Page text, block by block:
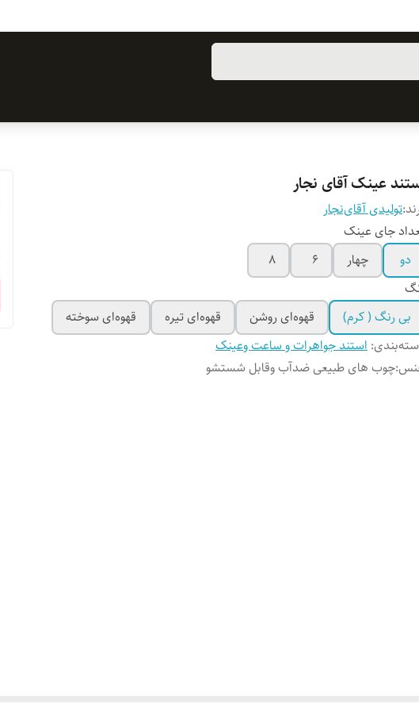
عینک آقای نجار
تولیدی آقای‌نجار
جای عینک
دو
چهار ۶
۸
بی رنگ ( کرم)
قهوه‌ای روشن قهوه‌ای تیره
قهوه‌ای سوخته
: استند جواهرات و ساعت وعینک
:چوب‌ های طبیعی ضدآب وقابل شستشو